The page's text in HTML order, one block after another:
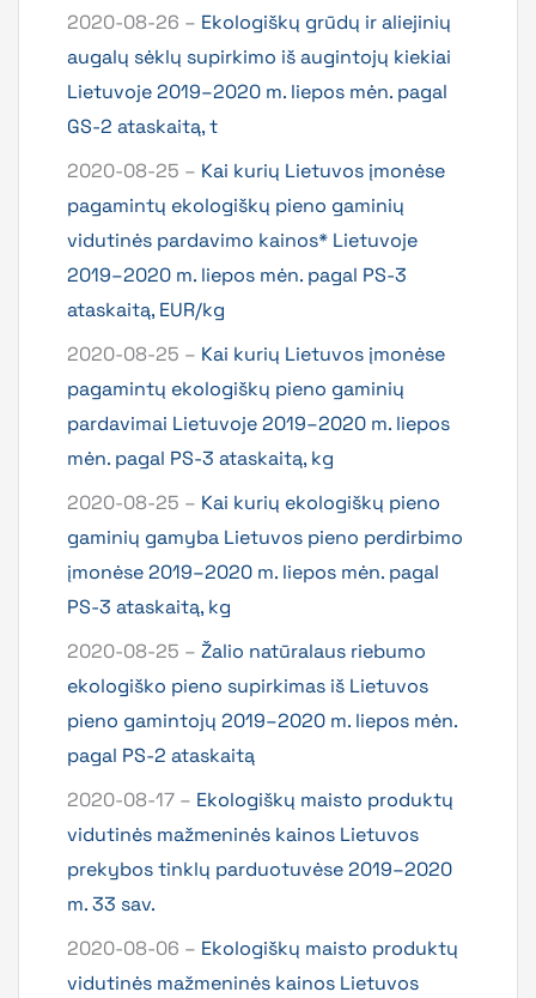
2020-08-26 – Ekologiškų grūdų ir aliejinių
augalų sėklų supirkimo iš augintojų kiekiai
Lietuvoje 2019–2020 m. liepos mėn. pagal
GS-2 ataskaitą, t
2020-08-25 – Kai kurių Lietuvos įmonėse
pagamintų ekologiškų pieno gaminių
vidutinės pardavimo kainos* Lietuvoje
2019–2020 m. liepos mėn. pagal PS-3
ataskaitą, EUR/kg
2020-08-25 – Kai kurių Lietuvos įmonėse
pagamintų ekologiškų pieno gaminių
pardavimai Lietuvoje 2019–2020 m. liepos
mėn. pagal PS-3 ataskaitą, kg
2020-08-25 – Kai kurių ekologiškų pieno
gaminių gamyba Lietuvos pieno perdirbimo
įmonėse 2019–2020 m. liepos mėn. pagal
PS-3 ataskaitą, kg
2020-08-25 – Žalio natūralaus riebumo
ekologiško pieno supirkimas iš Lietuvos
pieno gamintojų 2019–2020 m. liepos mėn.
pagal PS-2 ataskaitą
2020-08-17 – Ekologiškų maisto produktų
vidutinės mažmeninės kainos Lietuvos
prekybos tinklų parduotuvėse 2019–2020
m. 33 sav.
2020-08-06 – Ekologiškų maisto produktų
vidutinės mažmeninės kainos Lietuvos